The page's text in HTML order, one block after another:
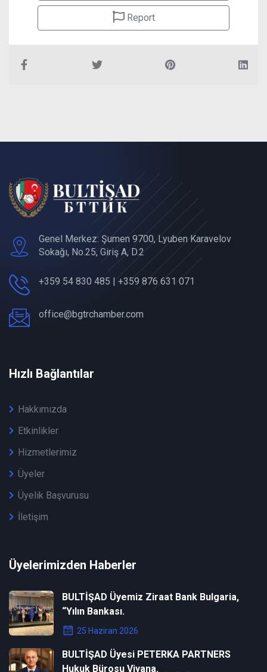
Report
Genel Merkez: Şumen 9700, Lyuben Karavelov
Sokağı, No.25, Giriş A, D.2
+359 54 830 485 | +359 876 631 071
office@bgtrchamber.com
Hızlı Bağlantılar
Hakkımızda
Etkinlikler
Hizmetlerimiz
Üyeler
Üyelik Başvurusu
İletişim
Üyelerimizden Haberler
BULTİŞAD Üyemiz Ziraat Bank Bulgaria,
“Yılın Bankası.
25 Haziran 2026
BULTİŞAD Üyesi PETERKA PARTNERS
Hukuk Bürosu Viyana.